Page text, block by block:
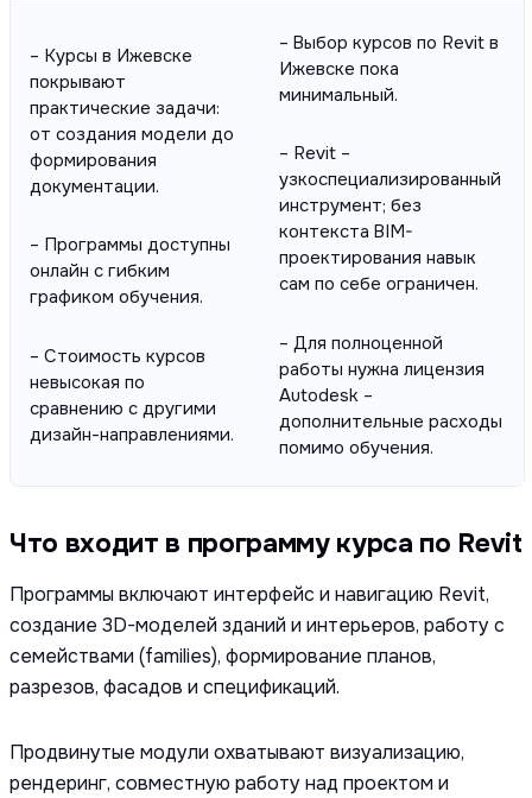
– Курсы в Ижевске
покрывают
практические задачи:
от создания модели до
формирования
документации.
– Программы доступны
онлайн с гибким
графиком обучения.
– Стоимость курсов
невысокая по
сравнению с другими
дизайн-направлениями.
– Выбор курсов по Revit в
Ижевске пока
минимальный.
– Revit –
узкоспециализированный
инструмент; без
контекста BIM-
проектирования навык
сам по себе ограничен.
– Для полноценной
работы нужна лицензия
Autodesk –
дополнительные расходы
помимо обучения.
Что входит в программу курса по Revit
Программы включают интерфейс и навигацию Revit,
создание 3D-моделей зданий и интерьеров, работу с
семействами (families), формирование планов,
разрезов, фасадов и спецификаций.
Продвинутые модули охватывают визуализацию,
рендеринг, совместную работу над проектом и